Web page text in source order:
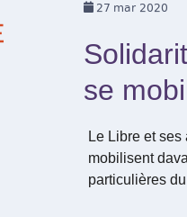
27 mar 2020
se
Le Libre et
mobilisent
particulières